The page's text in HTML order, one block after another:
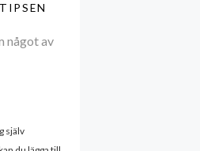
något av
själv